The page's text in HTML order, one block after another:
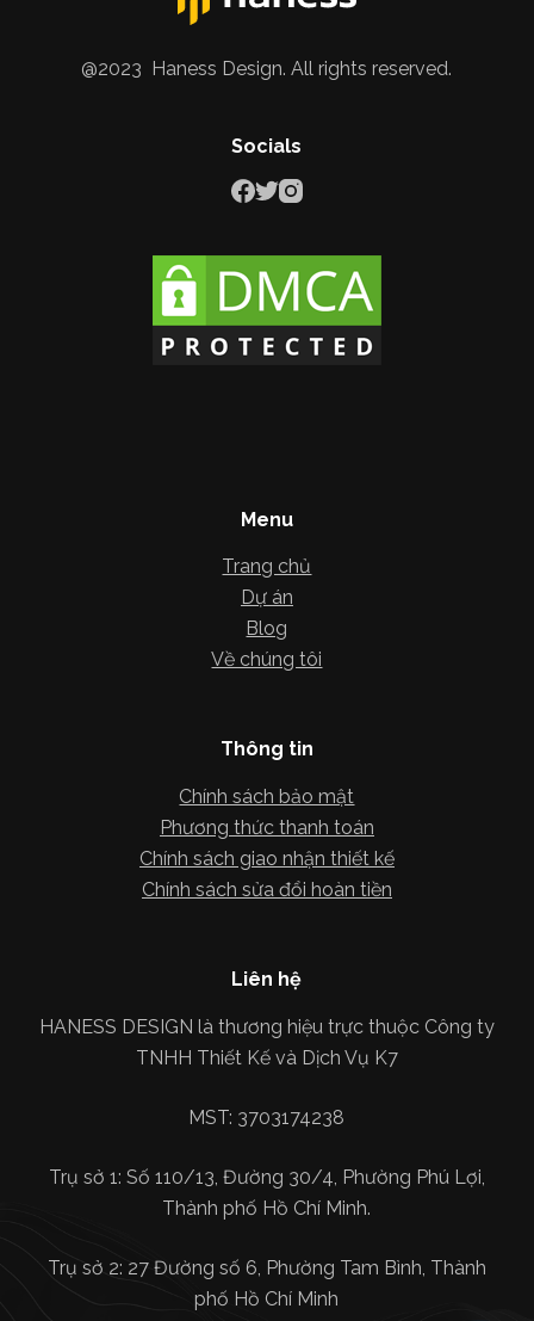
@2023 Haness Design. All rights reserved.
Socials
Menu
Trang chủ
Dự án
Blog
Về chúng tôi
Thông tin
Chính sách bảo mật
Phương thức thanh toán
Chính sách giao nhận thiết kế
Chính sách sửa đổi hoàn tiền
Liên hệ
HANESS DESIGN là thương hiệu trực thuộc Công ty
TNHH Thiết Kế và Dịch Vụ K7
MST: 3703174238
Trụ sở 1: Số 110/13, Đường 30/4, Phường Phú Lợi,
Thành phố Hồ Chí Minh.
Trụ sở 2: 27 Đường số 6, Phường Tam Bình, Thành
phố Hồ Chí Minh